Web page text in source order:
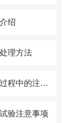
绍
理方法
高压无线核相器在操作过程中的注意事项
验注意事项